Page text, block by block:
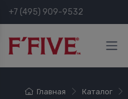
+7 (495) 909-9532
Главная Каталог